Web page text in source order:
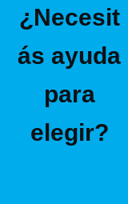
¿Necesit
ás ayuda
para
elegir?